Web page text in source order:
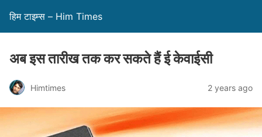
हिम टाइम्स – Him Times
अब इस तारीख तक कर सकते हैं ई केवाईसी
Himtimes 2 years ago